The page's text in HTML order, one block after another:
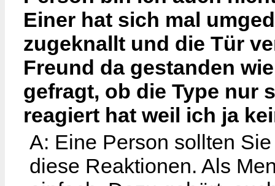
Einer hat sich mal
zugeknallt und die Tür
Freund da gestanden
gefragt, ob die Type nur
reagiert hat weil ich ja
A: Eine Person sollten
diese Reaktionen. Als